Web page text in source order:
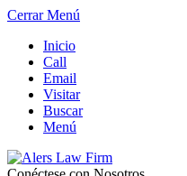
Cerrar Menú
Inicio
Call
Email
Visitar
Buscar
Menú